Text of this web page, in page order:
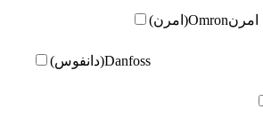
امرنOmron(امرن)
Danfoss(دانفوس)